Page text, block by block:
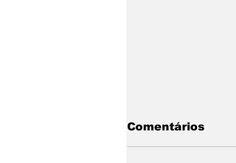
Comentários